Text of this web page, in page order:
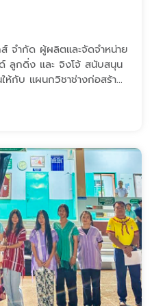
กัด ผู้ผลิตและจัดจำหน่าย
ลูกดิ่ง และ จิงโจ้ สนับสนุน
ให้กับ แผนกวิชาช่างก่อสร้าง
คนิคนครสวรรค์ และผู้